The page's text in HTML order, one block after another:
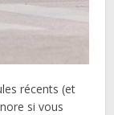
récents (et
si vous